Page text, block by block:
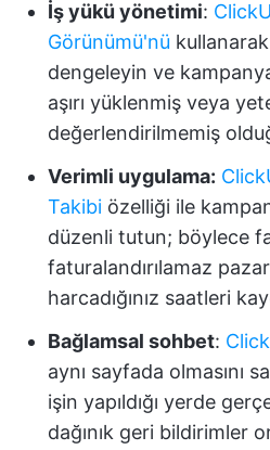
İş yükü yönetimi:
Görünümü'nü kullanarak
dengeleyin ve
aşırı yüklenmiş veya
değerlendirilmemiş
Verimli uygulama:
Takibi özelliği ile
düzenli tutun; böylece
faturalandırılamaz
harcadığınız saatleri
Bağlamsal sohbet:
aynı sayfada olmasını
işin yapıldığı yerde
dağınık geri bildirimler